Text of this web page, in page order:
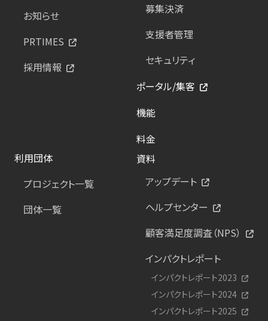
お知らせ
PRTIMES
採用情報
募集決済
支援者管理
セキュリティ
ポータル/集客
機能
料金
利用団体
プロジェクト一覧
団体一覧
資料
アップデート
ヘルプセンター
顧客満足度調査（NPS）
インパクトレポート
インパクトレポート2023
インパクトレポート2024
インパクトレポート2025